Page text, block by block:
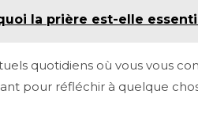
la prière est-elle
quotidiens où vous vous
pour réfléchir à quelque